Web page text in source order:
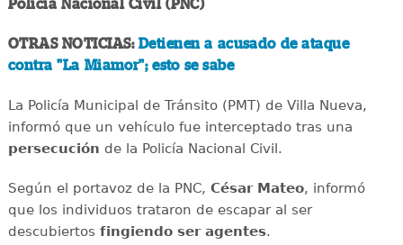
Policía Nacional Civil (PNC)
OTRAS NOTICIAS: Detienen a acusado de ataque
contra "La Miamor"; esto se sabe
La Policía Municipal de Tránsito (PMT) de Villa Nueva,
informó que un vehículo fue interceptado tras una
persecución de la Policía Nacional Civil.
Según el portavoz de la PNC, César Mateo, informó
que los individuos trataron de escapar al ser
descubiertos fingiendo ser agentes.